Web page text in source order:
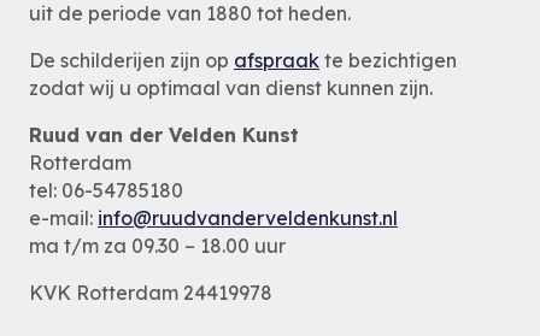
uit de periode van 1880 tot heden.
De schilderijen zijn op afspraak te bezichtigen
zodat wij u optimaal van dienst kunnen zijn.
Ruud van der Velden Kunst
Rotterdam
tel: 06-54785180
e-mail: info@ruudvanderveldenkunst.nl
ma t/m za 09.30 – 18.00 uur
KVK Rotterdam 24419978